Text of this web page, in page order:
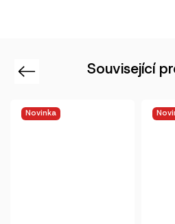
Související
Previous
Novinka